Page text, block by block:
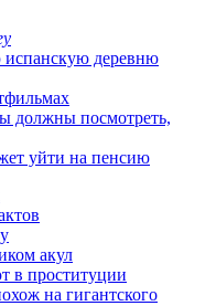
испанскую деревню
должны посмотреть,
уйти на пенсию
акул
в проституции
на гигантского